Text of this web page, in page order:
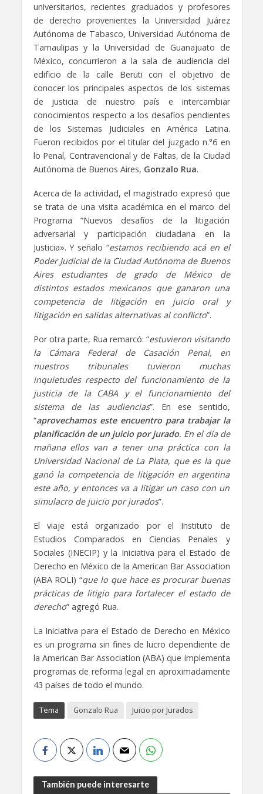
universitarios, recientes graduados y profesores
de derecho provenientes la Universidad Juárez
Autónoma de Tabasco, Universidad Autónoma de
Tamaulipas y la Universidad de Guanajuato de
México, concurrieron a la sala de audiencia del
edificio de la calle Beruti con el objetivo de
conocer los principales aspectos de los sistemas
de justicia de nuestro país e intercambiar
conocimientos respecto a los desafíos pendientes
de los Sistemas Judiciales en América Latina.
Fueron recibidos por el titular del juzgado n.°6 en
lo Penal, Contravencional y de Faltas, de la Ciudad
Autónoma de Buenos Aires, Gonzalo Rua.
Acerca de la actividad, el magistrado expresó que
se trata de una visita académica en el marco del
Programa “Nuevos desafíos de la litigación
adversarial y participación ciudadana en la
Justicia». Y señalo “estamos recibiendo acá en el
Poder Judicial de la Ciudad Autónoma de Buenos
Aires estudiantes de grado de México de
distintos estados mexicanos que ganaron una
competencia de litigación en juicio oral y
litigación en salidas alternativas al conflicto”.
Por otra parte, Rua remarcó: “estuvieron visitando
la Cámara Federal de Casación Penal, en
nuestros tribunales tuvieron muchas
inquietudes respecto del funcionamiento de la
justicia de la CABA y el funcionamiento del
sistema de las audiencias”. En ese sentido,
“aprovechamos este encuentro para trabajar la
planificación de un juicio por jurado. En el día de
mañana ellos van a tener una práctica con la
Universidad Nacional de La Plata, que es la que
ganó la competencia de litigación en argentina
este año, y entonces va a litigar un caso con un
simulacro de juicio por jurados”.
El viaje está organizado por el Instituto de
Estudios Comparados en Ciencias Penales y
Sociales (INECIP) y la Iniciativa para el Estado de
Derecho en México de la American Bar Association
(ABA ROLI) “que lo que hace es procurar buenas
prácticas de litigio para fortalecer el estado de
derecho” agregó Rua.
La Iniciativa para el Estado de Derecho en México
es un programa sin fines de lucro dependiente de
la American Bar Association (ABA) que implementa
programas de reforma legal en aproximadamente
43 países de todo el mundo.
Tema Gonzalo Rua Juicio por Jurados
También puede interesarte